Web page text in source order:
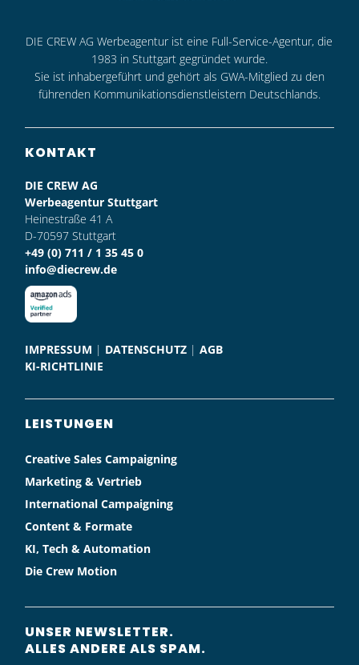
DIE CREW AG Werbeagentur ist eine Full-Service-Agentur, die
1983 in Stuttgart gegründet wurde.
Sie ist inhabergeführt und gehört als GWA-Mitglied zu den
führenden Kommunikationsdienstleistern Deutschlands.
KONTAKT
DIE CREW AG
Werbeagentur Stuttgart
Heinestraße 41 A
D-70597 Stuttgart
+49 (0) 711 / 1 35 45 0
info@diecrew.de
IMPRESSUM | DATENSCHUTZ |AGB
KI-RICHTLINIE
LEISTUNGEN
Creative Sales Campaigning
Marketing & Vertrieb
International Campaigning
Content & Formate
KI, Tech & Automation
Die Crew Motion
UNSER NEWSLETTER.
ALLES ANDERE ALS SPAM.